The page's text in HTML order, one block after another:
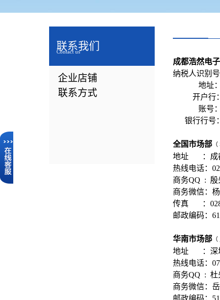
联系我们
Contact us
企业店铺
联系方式
成都浩然电
纳税人识别号
地址： 成
开户行
账号：
银行行号：
全国市场部
地址 ：成都
热线电话：
商务QQ : 殷
商务微信：
传真 ：
邮政编码 ：
华南市场部
地址 ：深圳
热线电话：
商务QQ : 杜
商务微信：
邮政编码：